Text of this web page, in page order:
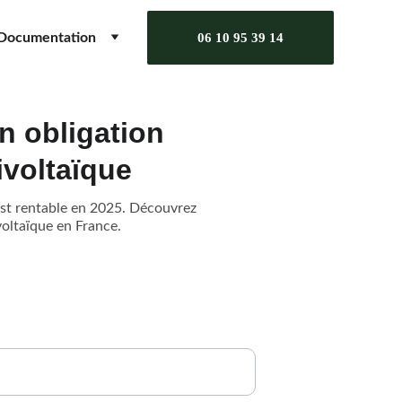
06 10 95 39 14
obligation
rentable en 2025. Découvrez
en France.